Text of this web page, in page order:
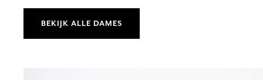
BEKIJK ALLE DAMES